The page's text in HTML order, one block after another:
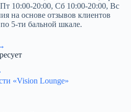
10:00-20:00, Сб 10:00-20:00, Вс
на основе отзывов клиентов
5-ти бальной шкале.
«Vision Lounge»